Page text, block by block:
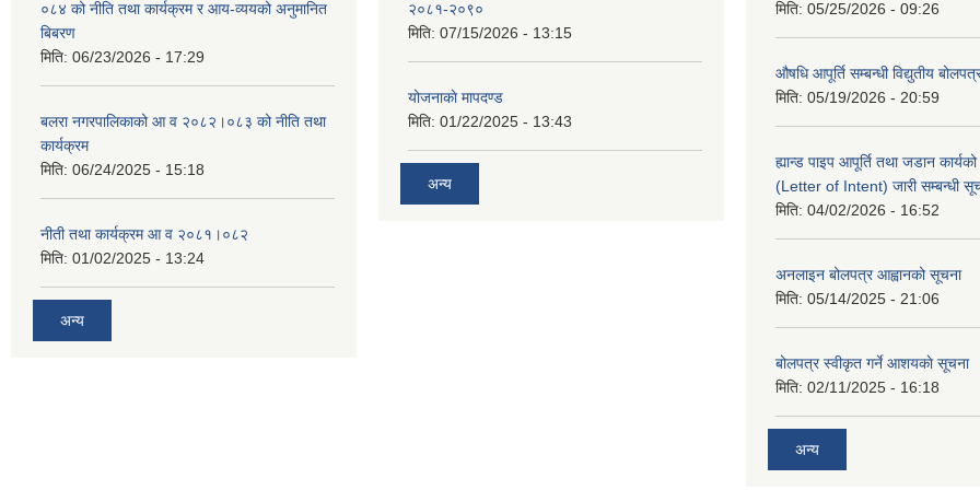
०८४ को नीति तथा कार्यक्रम र आय-व्ययको अनुमानित
बिबरण
मिति: 06/23/2026 - 17:29
बलरा नगरपालिकाको आ व २०८२।०८३ को नीति तथा
कार्यक्रम
मिति: 06/24/2025 - 15:18
नीती तथा कार्यक्रम आ व २०८१।०८२
मिति: 01/02/2025 - 13:24
अन्य
२०८१-२०९०
मिति: 07/15/2026 - 13:15
योजनाकाे मापदण्ड
मिति: 01/22/2025 - 13:43
अन्य
मिति: 05/25/2026 - 09:26
औषधि आपूर्ति सम्बन्धी विद्युतीय
मिति: 05/19/2026 - 20:59
ह्यान्ड पाइप आपूर्ति तथा जडान
(Letter of Intent) जारी सम्बन्धी
मिति: 04/02/2026 - 16:52
अनलाइन बोलपत्र आह्वानको सूचना
मिति: 05/14/2025 - 21:06
बोलपत्र स्वीकृत गर्ने आशयकाे सूचना
मिति: 02/11/2025 - 16:18
अन्य